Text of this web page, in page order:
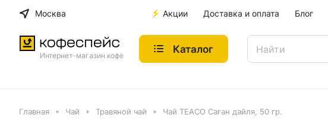
Москва Акции Доставка и оплата Блог
Интернет-магазин кофе
Каталог
Главная Чай Травяной чай Чай TEACO Саган дайля, 50 гр.